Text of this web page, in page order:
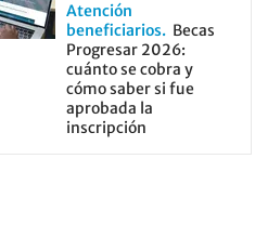
Atención
beneficiarios
Becas
Progresar 2026:
cuánto se cobra y
cómo saber si fue
aprobada la
inscripción